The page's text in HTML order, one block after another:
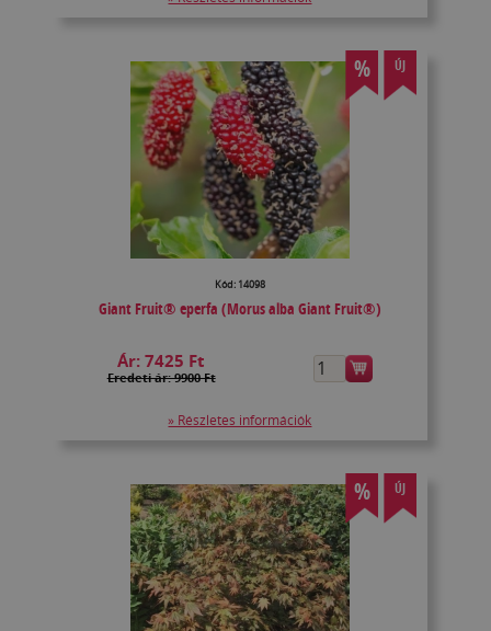
% ÚJ
Kód: 14098
Giant Fruit® eperfa (Morus alba Giant Fruit®)
Ár:7425 Ft
Eredeti ár: 9900 Ft
» Részletes információk
% ÚJ